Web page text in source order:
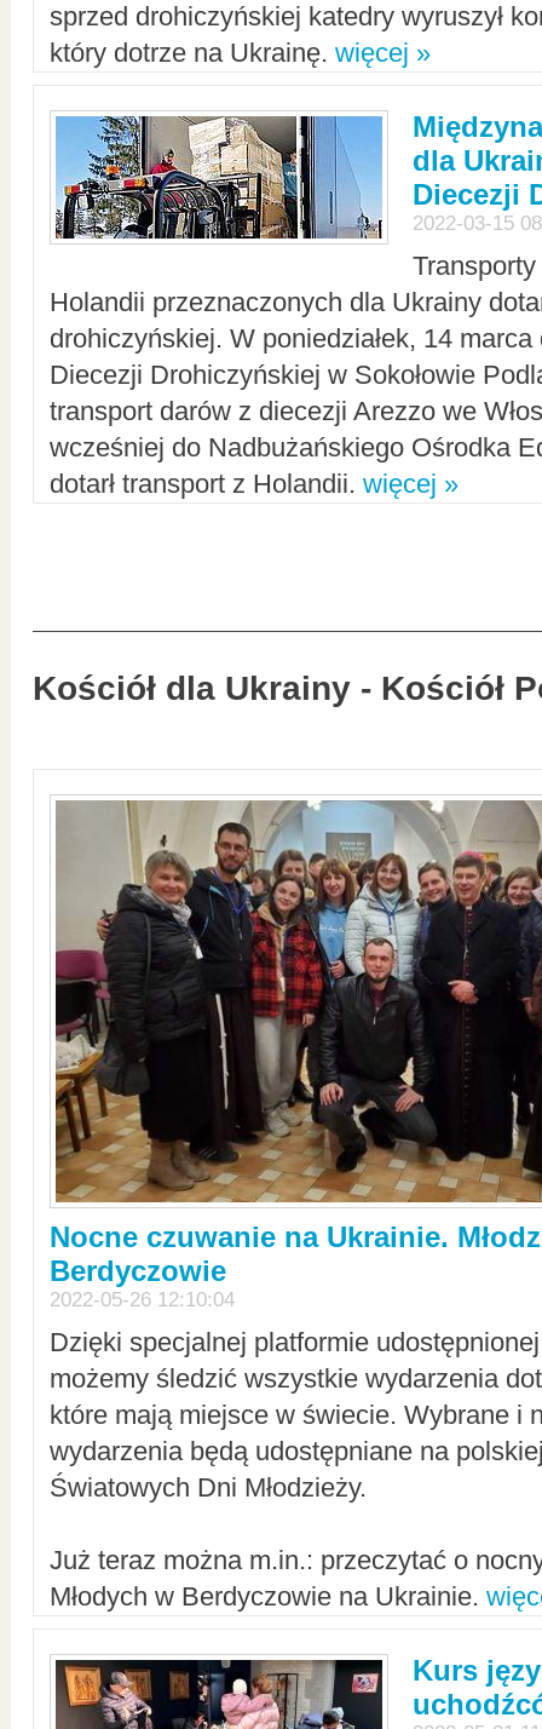
sprzed drohiczyńskiej katedry wyruszył
który dotrze na Ukrainę. więcej »
dla
Diecezji
2022-03-15
Holandii przeznaczonych dla Ukrainy
drohiczyńskiej. W poniedziałek, 14
Diecezji Drohiczyńskiej w Sokołowie
transport darów z diecezji Arezzo we
wcześniej do Nadbużańskiego Ośrodka
dotarł transport z Holandii. więcej »
Kościół dla Ukrainy - Kościół
Nocne czuwanie na Ukrainie.
Berdyczowie
2022-05-26 12:10:04
Dzięki specjalnej platformie
możemy śledzić wszystkie wydarzenia
które mają miejsce w świecie. Wybrane i
wydarzenia będą udostępniane na
Światowych Dni Młodzieży.
Już teraz można m.in.: przeczytać o
Młodych w Berdyczowie na Ukrainie.
Kurs